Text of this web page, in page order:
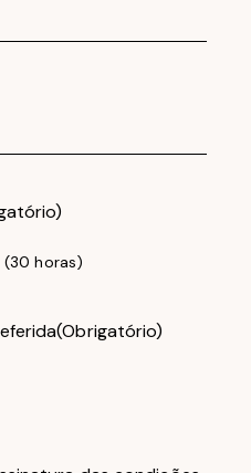
(30 horas)
(Obrigatório)